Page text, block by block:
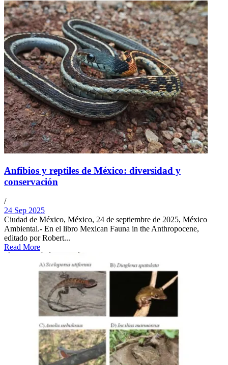
Anfibios y reptiles de México: diversidad y
conservación
/
24 Sep 2025
Ciudad de México, México, 24 de septiembre de 2025, México
Ambiental.- En el libro Mexican Fauna in the Anthropocene,
editado por Robert...
Read More